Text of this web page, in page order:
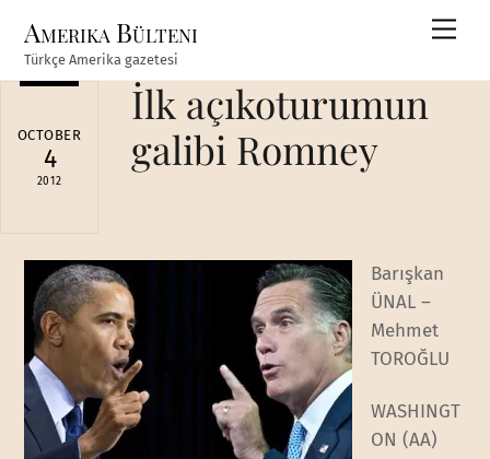
content
Amerika Bülteni
Türkçe Amerika gazetesi
OCTOBER
4
2012
İlk açıkoturumun
galibi Romney
Barışkan
ÜNAL –
Mehmet
TOROĞLU
WASHINGT
ON (AA)